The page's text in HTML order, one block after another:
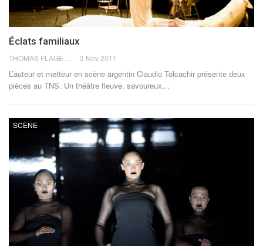
Éclats familiaux
3 Nov 2011
L’auteur et metteur en scène argentin Claudio Tolcachir présente deux
pièces au TNS. Un théâtre fleuve, savoureux…
SCÈNE